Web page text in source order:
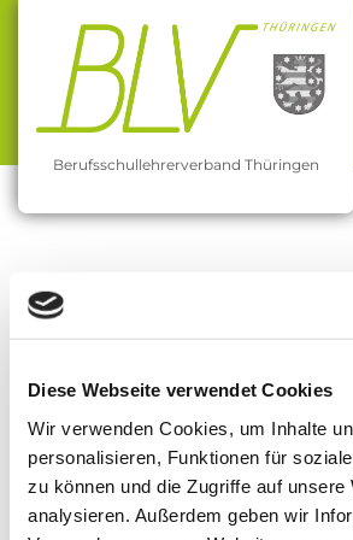
Diese Webseite verwendet Cookies
Wir verwenden Cookies, um Inhalte
personalisieren, Funktionen für
zu können und die Zugriffe auf unsere
analysieren. Außerdem geben wir
Berufsschullehrerverband Thüringen
07.02.2019von Mario Köhler
Herzlich
Mitgliederbereich
Hallo liebes Mitglied,